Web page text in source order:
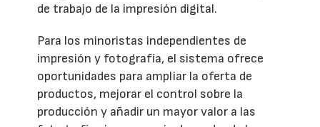
de trabajo de la impresión digital.
Para los minoristas independientes de
impresión y fotografía, el sistema ofrece
oportunidades para ampliar la oferta de
productos, mejorar el control sobre la
producción y añadir un mayor valor a las